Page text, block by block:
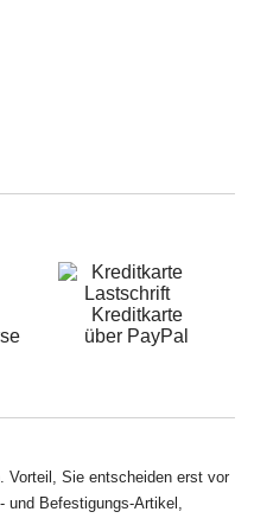
Kreditkarte
über PayPal
Vorteil, Sie entscheiden erst vor
und Befestigungs-Artikel,